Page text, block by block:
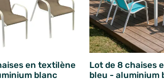
en textilène
blanc
Lot de 8 chaises
bleu - aluminium